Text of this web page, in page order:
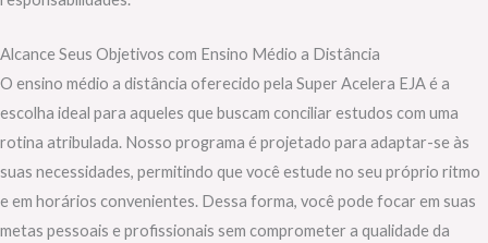
Alcance Seus Objetivos com Ensino Médio a Distância
O ensino médio a distância oferecido pela Super Acelera EJA é a
escolha ideal para aqueles que buscam conciliar estudos com uma
rotina atribulada. Nosso programa é projetado para adaptar-se às
suas necessidades, permitindo que você estude no seu próprio ritmo
e em horários convenientes. Dessa forma, você pode focar em suas
metas pessoais e profissionais sem comprometer a qualidade da